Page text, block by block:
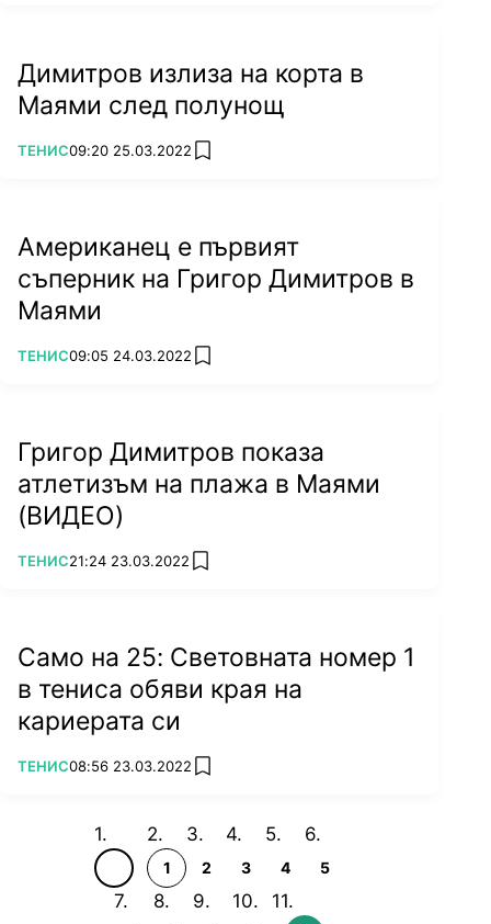
Димитров излиза на корта в
Маями след полунощ
ПОВЕЧЕ ОТ
ТЕНИС09:20 25.03.2022 add favorites
Американец е първият
съперник на Григор Димитров в
Маями
ПОВЕЧЕ ОТ
ТЕНИС09:05 24.03.2022 add favorites
Григор Димитров показа
атлетизъм на плажа в Маями
(ВИДЕО)
ПОВЕЧЕ ОТ
ТЕНИС21:24 23.03.2022 add favorites
Само на 25: Световната номер 1
в тениса обяви края на
кариерата си
ПОВЕЧЕ ОТ
ТЕНИС08:56 23.03.2022 add favorites
1 2 3 4 5